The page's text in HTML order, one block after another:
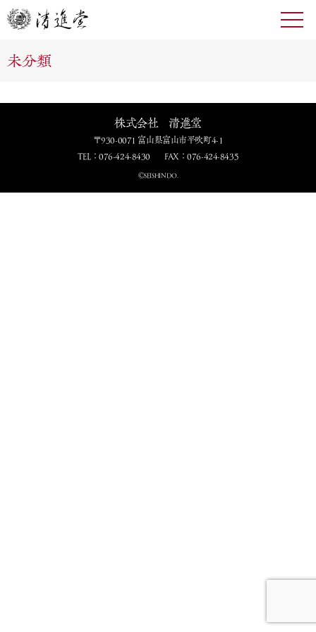
toggle
未分類
株式会社 清進堂
〒930-0071 富山県富山市平吹町4-1
TEL：076-424-8430
FAX：076-424-8435
ⒸSEISHINDO.